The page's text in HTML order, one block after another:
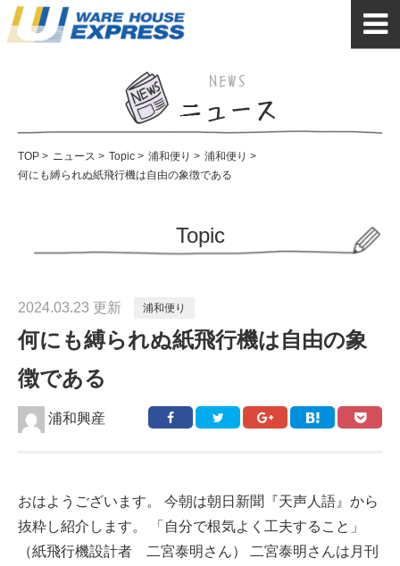
TOP > ニュース > Topic > 浦和便り > 浦和便り >
何にも縛られぬ紙飛行機は自由の象徴である
Topic
2024.03.23 更新 浦和便り
何にも縛られぬ紙飛行機は自由の象
徴である
浦和興産
おはようございます。 今朝は朝日新聞『天声人語』から
抜粋し紹介します。 「自分で根気よく工夫すること」
（紙飛行機設計者 二宮泰明さん） 二宮泰明さんは月刊